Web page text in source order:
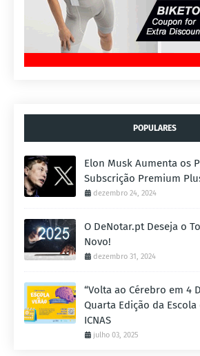
POPULARES
Elon Musk Aumenta os
Subscrição Premium
dezembro 24, 2024
O DeNotar.pt Deseja o
Novo!
dezembro 31, 2024
“Volta ao Cérebro em 4
Quarta Edição da Escola
ICNAS
julho 03, 2025